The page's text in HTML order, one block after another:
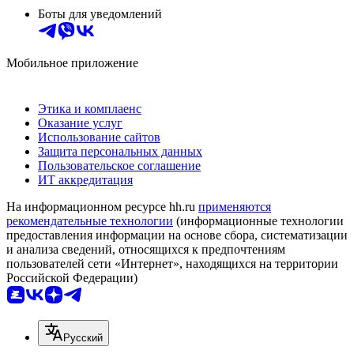
Боты для уведомлений
Мобильное приложение
Этика и комплаенс
Оказание услуг
Использование сайтов
Защита персональных данных
Пользовательское соглашение
ИТ аккредитация
На информационном ресурсе hh.ru применяются
рекомендательные технологии (информационные технологии
предоставления информации на основе сбора, систематизации
и анализа сведений, относящихся к предпочтениям
пользователей сети «Интернет», находящихся на территории
Российской Федерации)
Русский